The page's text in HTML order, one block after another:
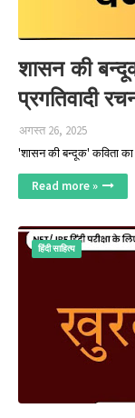
शासन की
प्रगतिवादी
अगस्त 26, 2025
'शासन की बन्दूक' कविता
Read more »
हिंदी साहित्‍य